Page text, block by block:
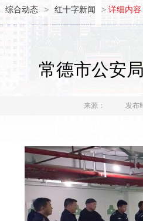
综合动态 > 红十字新闻 > 详细内容
常德市公安
来源： 发布